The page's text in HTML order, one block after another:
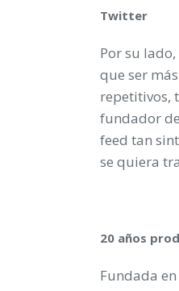
Twitter
Por su
que ser
repetitivos,
fundador
feed tan
se quiera
20 años
Fundada